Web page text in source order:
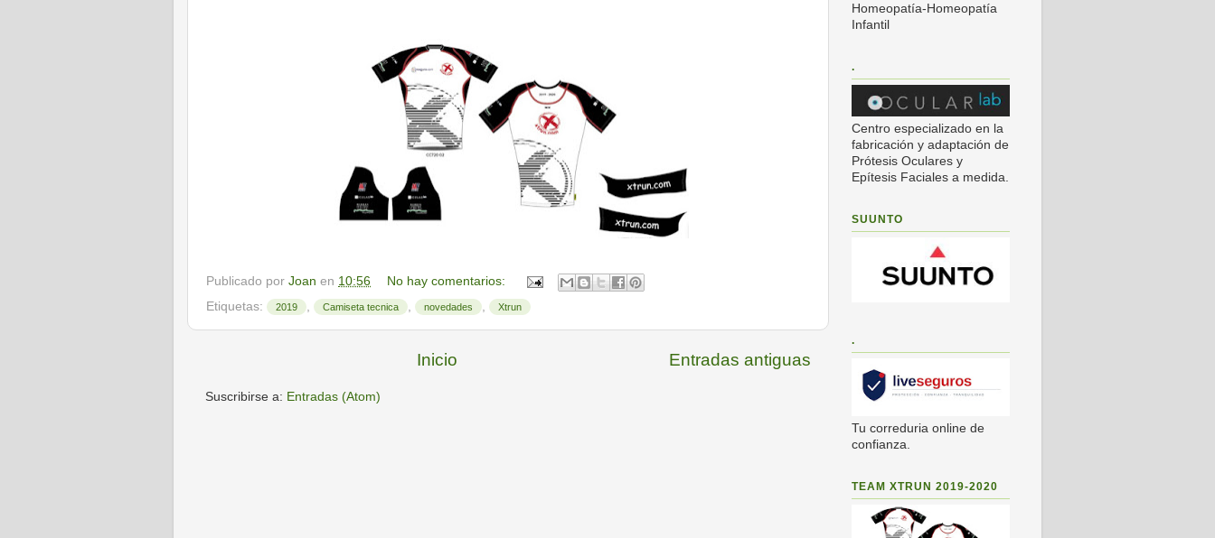
Publicado por Joan en 10:56
No hay comentarios:
Etiquetas:
2019 Camiseta tecnica novedades Xtrun
Entradas antiguas
Inicio
Suscribirse a: Entradas (Atom)
Homeopatía-Homeopatía
Infantil
.
Centro especializado en la
fabricación y adaptación de
Prótesis Oculares y
Epítesis Faciales a medida.
SUUNTO
.
Tu correduria online de
confianza.
TEAM XTRUN 2019-2020